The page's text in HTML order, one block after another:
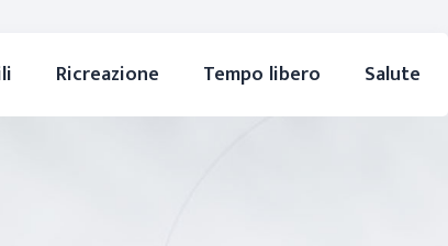
Ricreazione Tempo libero Salute